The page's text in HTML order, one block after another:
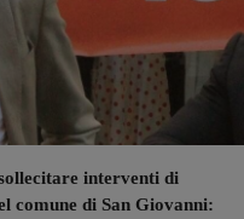
interventi di
comune di San Giovanni: